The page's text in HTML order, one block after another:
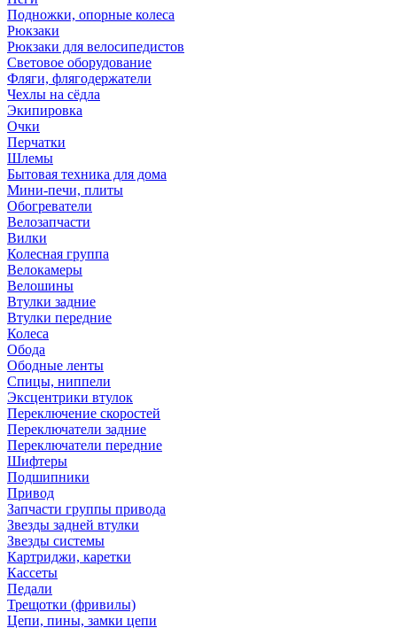
Подножки, опорные колеса
Рюкзаки
Рюкзаки для велосипедистов
Световое оборудование
Фляги, флягодержатели
Чехлы на сёдла
Экипировка
Очки
Перчатки
Шлемы
Бытовая техника для дома
Мини-печи, плиты
Обогреватели
Велозапчасти
Вилки
Колесная группа
Велокамеры
Велошины
Втулки задние
Втулки передние
Колеса
Обода
Ободные ленты
Спицы, ниппели
Эксцентрики втулок
Переключение скоростей
Переключатели задние
Переключатели передние
Шифтеры
Подшипники
Привод
Запчасти группы привода
Звезды задней втулки
Звезды системы
Картриджи, каретки
Кассеты
Педали
Трещотки (фривилы)
Цепи, пины, замки цепи